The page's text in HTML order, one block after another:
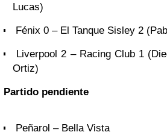
Lucas)
Fénix 0 – El Tanque Sisley 2
Liverpool 2 – Racing Club 1
Ortiz)
Partido pendiente
Peñarol – Bella Vista